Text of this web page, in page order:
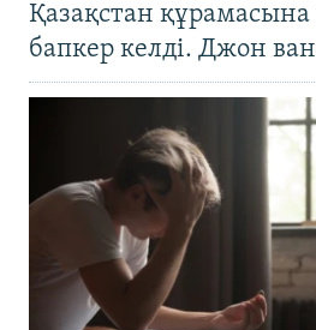
Қазақстан құрамасына
бапкер келді. Джон